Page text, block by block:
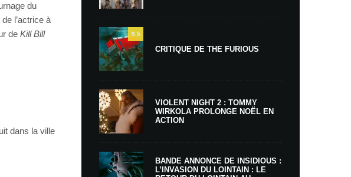
du
l’actrice à
de Kill Bill
dans la ville
9.5
CRITIQUE DE THE FURIOUS
VIOLENT NIGHT 2 : TOMMY
WIRKOLA PROLONGE NOËL EN
ACTION
BANDE ANNONCE DE INSIDIOUS :
L’INVASION DU LOINTAIN : LE